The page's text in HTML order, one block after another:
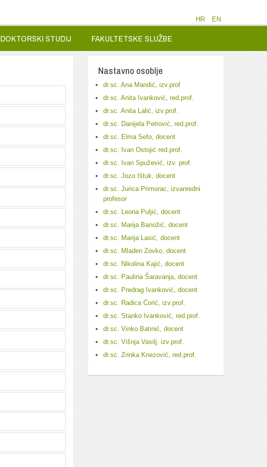
HR EN
DOKTORSKI STUDIJ FAKULTETSKE SLUŽBE
Nastavno osoblje
dr.sc. Ana Mandić, izv.prof
dr.sc. Anita Ivanković, red.prof.
dr.sc. Anita Lalić, izv.prof.
dr.sc. Danijela Petrović, red.prof.
dr.sc. Elma Sefo, docent
dr.sc. Ivan Ostojić red.prof.
dr.sc. Ivan Spužević, izv. prof.
dr.sc. Jozo Ištuk, docent
dr.sc. Jurica Primorac, izvanredni
profesor
dr.sc. Leona Puljić, docent
dr.sc. Marija Banožić, docent
dr.sc. Marija Lasić, docent
dr.sc. Mladen Zovko, docent
dr.sc. Nikolina Kajić, docent
dr.sc. Paulina Šaravanja, docent
dr.sc. Predrag Ivanković, docent
dr.sc. Radica Ćorić, izv.prof.
dr.sc. Stanko Ivanković, red.prof.
dr.sc. Vinko Batinić, docent
dr.sc. Višnja Vasilj, izv.prof.
dr.sc. Zrinka Knezović, red.prof.